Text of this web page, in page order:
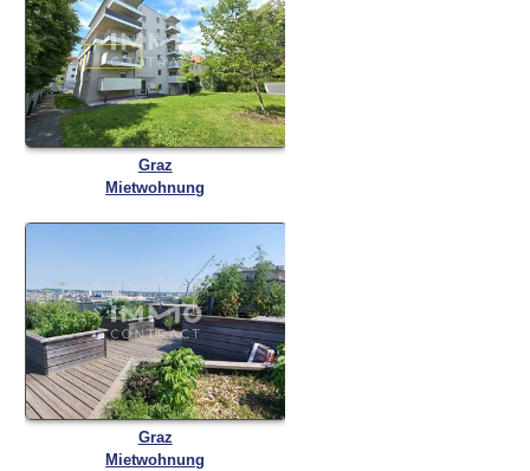
Graz
Mietwohnung
Graz
Mietwohnung